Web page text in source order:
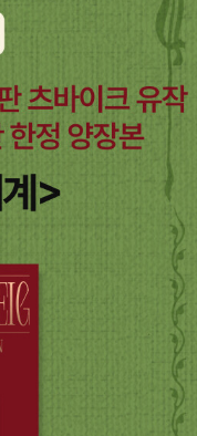
부산에서 통영으로 흘러들
섭은 부산 사는 처제(영
집으로 가는 배에서 친구
가며 밀수로 막대한 부를
쁜 수옥에게 눈독을 들
서울댁’과 서영래 사이의
나갔다가 서영래에게
. 둘 사이에 ‘물건’처럼
이 “가장 고통스럽고 피
통해 『파시』는 인간이
는 밀수품들처럼 거래되
는 살육의 현장에서 벗
몰려들었다. 당시 통영